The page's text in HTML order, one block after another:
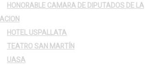
HONORABLE CAMARA DE DIPUTADOS DE LA
HOTEL USPALLATA
TEATRO SAN MARTÍN
UASA